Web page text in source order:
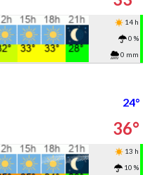
14 h
0 %
0 mm
24°
36°
13 h
10 %